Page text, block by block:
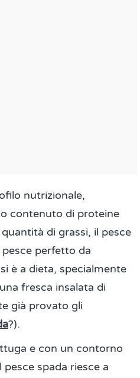
nutrizionale,
contenuto di proteine
di grassi, il pesce
perfetto da
è a dieta, specialmente
fresca insalata di
già provato gli
?).
e con un contorno
spada riesce a